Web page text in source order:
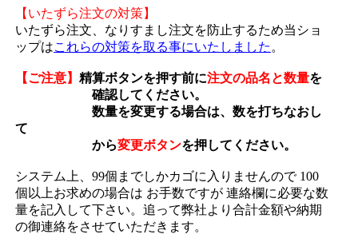
【いたずら注文の対策】
いたずら注文、なりすまし注文を防止するため当ショ
ップはこれらの対策を取る事にいたしました 。
【ご注意】 精算ボタンを押す前に注文の品名と数量を
確認してください。
数量を変更する場合は、数を打ちなおし
て
から変更ボタンを押してください。
システム上、99個までしかカゴに入りませんので 100
個以上お求めの場合は お手数ですが 連絡欄に必要な数
量を記入して下さい。追って弊社より合計金額や納期
の御連絡をさせていただきます。